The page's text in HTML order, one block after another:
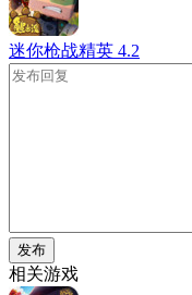
迷你枪战精英 4.2
发布
相关游戏